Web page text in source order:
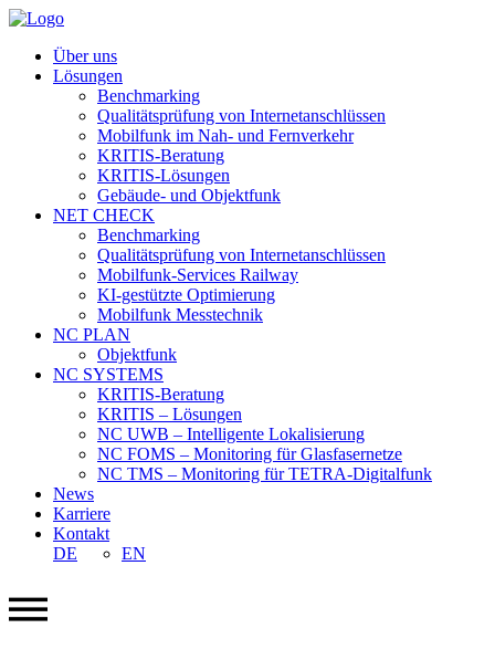
Über uns
Lösungen
Benchmarking
Qualitätsprüfung von Internetanschlüssen
Mobilfunk im Nah- und Fernverkehr
KRITIS-Beratung
KRITIS-Lösungen
Gebäude- und Objektfunk
NET CHECK
Benchmarking
Qualitätsprüfung von Internetanschlüssen
Mobilfunk-Services Railway
KI-gestützte Optimierung
Mobilfunk Messtechnik
NC PLAN
Objektfunk
NC SYSTEMS
KRITIS-Beratung
KRITIS – Lösungen
NC UWB – Intelligente Lokalisierung
NC FOMS – Monitoring für Glasfasernetze
NC TMS – Monitoring für TETRA-Digitalfunk
News
Karriere
Kontakt
DE
EN